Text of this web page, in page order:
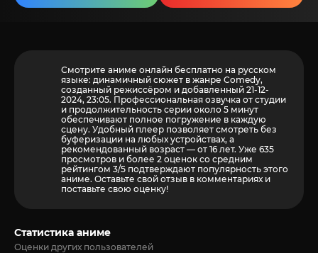
Смотрите аниме онлайн бесплатно на русском
языке: динамичный сюжет в жанре Comedy,
созданный режиссёром и добавленный 21-12-
2024, 23:05. Профессиональная озвучка от студии
и продолжительность серии около 5 минут
обеспечивают полное погружение в каждую
сцену. Удобный плеер позволяет смотреть без
буферизации на любых устройствах, а
рекомендованный возраст — от 16 лет. Уже 635
просмотров и более 2 оценок со средним
рейтингом 3/5 подтверждают популярность этого
аниме. Оставьте свой отзыв в комментариях и
поставьте свою оценку!
Статистика аниме
Оценки других пользователей